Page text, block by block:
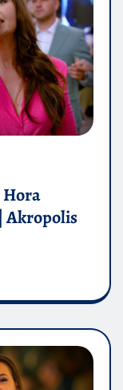
Hora
Akropolis